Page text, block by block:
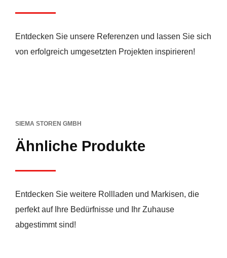
Entdecken Sie unsere Referenzen und lassen Sie sich
von erfolgreich umgesetzten Projekten inspirieren!
SIEMA STOREN GMBH
Ähnliche Produkte
Entdecken Sie weitere Rollladen und Markisen, die
perfekt auf Ihre Bedürfnisse und Ihr Zuhause
abgestimmt sind!